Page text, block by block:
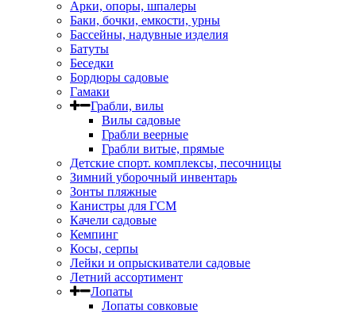
Арки, опоры, шпалеры
Баки, бочки, емкости, урны
Бассейны, надувные изделия
Батуты
Беседки
Бордюры садовые
Гамаки
Грабли, вилы
Вилы садовые
Грабли веерные
Грабли витые, прямые
Детские спорт. комплексы, песочницы
Зимний уборочный инвентарь
Зонты пляжные
Канистры для ГСМ
Качели садовые
Кемпинг
Косы, серпы
Лейки и опрыскиватели садовые
Летний ассортимент
Лопаты
Лопаты совковые